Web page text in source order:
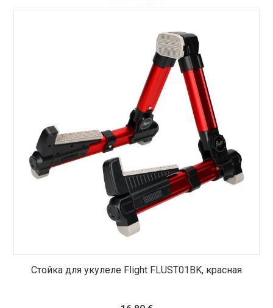
Стойка для укулеле Flight FLUST01BK, красная